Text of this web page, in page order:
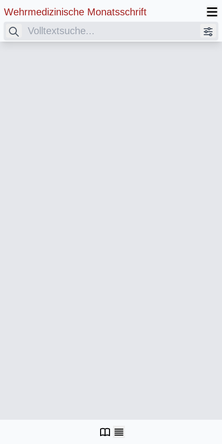
Wehrmedizinische Monatsschrift